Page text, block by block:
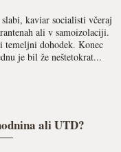
kaviar socialisti včeraj
ali v samoizolaciji.
temeljni dohodek. Konec
je bil že neštetokrat...
ali UTD?